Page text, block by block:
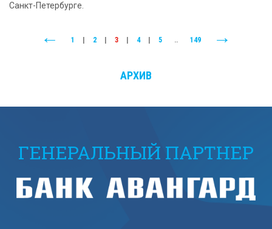
Санкт-Петербурге.
1 2 3 4 5 .. 149
АРХИВ
ГЕНЕРАЛЬНЫЙ ПАРТНЕР